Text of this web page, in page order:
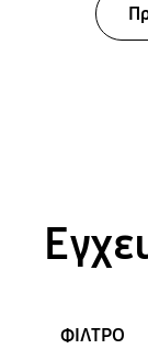
ΦΙΛΤΡΟ